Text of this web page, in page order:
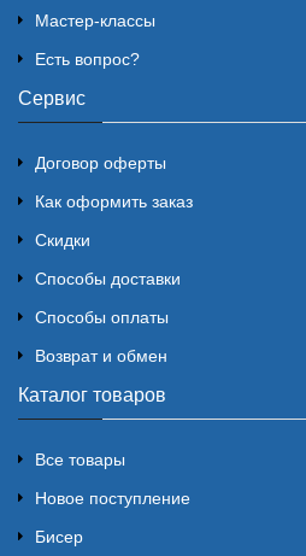
Мастер-классы
Есть вопрос?
Сервис
Договор оферты
Как оформить заказ
Скидки
Способы доставки
Способы оплаты
Возврат и обмен
Каталог товаров
Все товары
Новое поступление
Бисер